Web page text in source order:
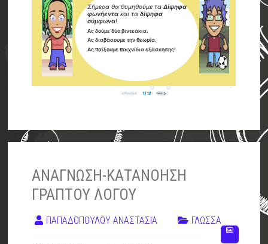
ΑΝΑΓΝΩΣΗ-ΚΑΤΑΝΟΗΣΗ
ΓΡΑΠΤΟΥ ΛΟΓΟΥ
ΠΑΠΑΔΟΠΟΥΛΟΥ ΑΝΑΣΤΑΣΙΑ ΓΛΩΣΣΑ